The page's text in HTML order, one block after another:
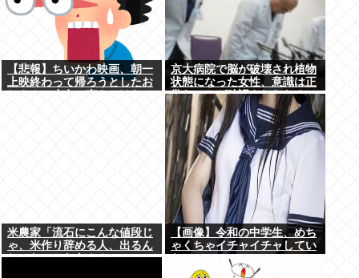
【悲報】ちいかわ映画、朝一
上映終わって帰ろうとしたお
京大病院で脳が破壊され植物
状態になった女性、意識は正
常なことが確認されおわる
米農家「流石にこんな値段じ
ゃ、米作り辞める人、出るん
じゃないかなあ？？」
【画像】令和の中学生、めち
ゃくちゃイチャイチャしてい